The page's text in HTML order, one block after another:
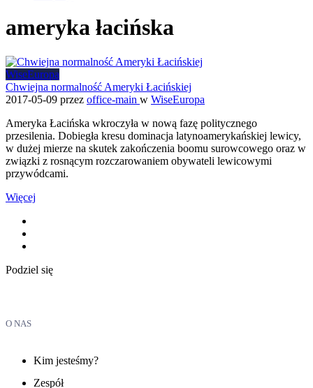
ameryka łacińska
WiseEuropa
Chwiejna normalność Ameryki Łacińskiej
2017-05-09 przez office-main w WiseEuropa
Ameryka Łacińska wkroczyła w nową fazę politycznego
przesilenia. Dobiegła kresu dominacja latynoamerykańskiej lewicy,
w dużej mierze na skutek zakończenia boomu surowcowego oraz w
związki z rosnącym rozczarowaniem obywateli lewicowymi
przywódcami.
Więcej
Podziel się
O NAS
Kim jesteśmy?
Zespół